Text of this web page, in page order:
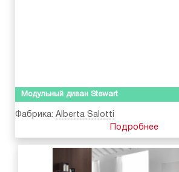
Модульный диван Stewart
Фабрика: Alberta Salotti
Подробнее